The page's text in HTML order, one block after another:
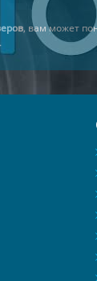
, вам может
.